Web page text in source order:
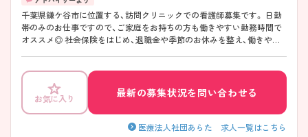
千葉県鎌ケ谷市に位置する、訪問クリニックでの看護師募集です。 日勤
帯のみのお仕事ですので、ご家庭をお持ちの方も働きやすい勤務時間で
オススメ◎ 社会保険をはじめ、退職金や季節のお休みを整え、働きやす
いませ！
お気に入り
最新の募集状況を問い合わせる
医療法人社団あらた 求人一覧はこちら